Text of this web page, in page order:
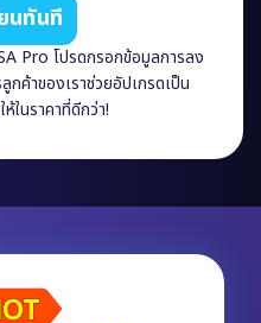
นทันที
Pro โปรดกรอกข้อมูลการลง
ค้าของเราช่วยอัปเกรดเป็น
ในราคาที่ดีกว่า!